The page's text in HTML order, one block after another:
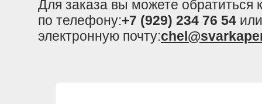
Для заказа вы можете
по телефону:+7 (929) 234 76 54
электронную почту: